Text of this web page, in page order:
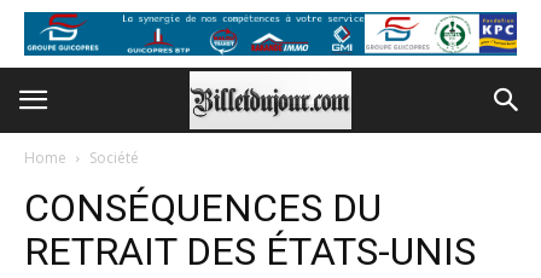
Home Société
CONSÉQUENCES DU
RETRAIT DES ÉTATS-UNIS